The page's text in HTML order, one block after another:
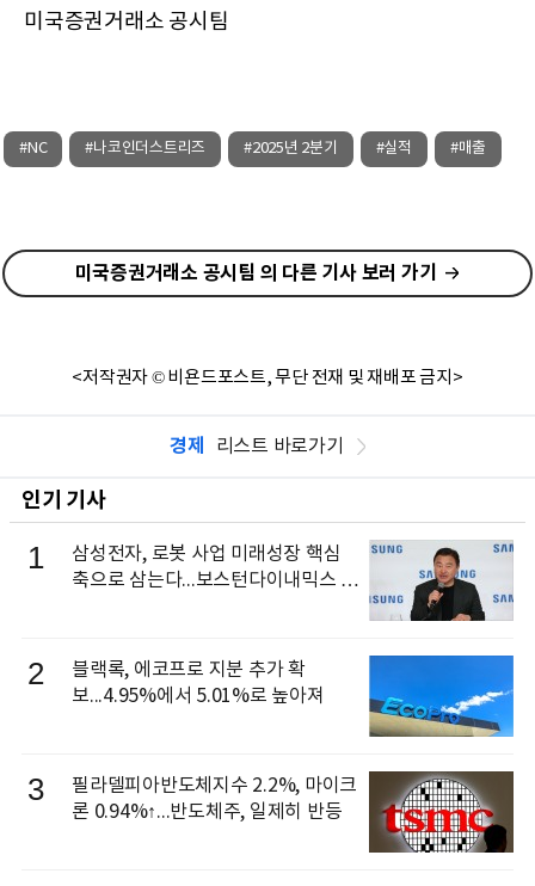
미국증권거래소 공시팀
#NC #나코인더스트리즈 #2025년 2분기 #실적 #매출
미국증권거래소 공시팀 의 다른 기사 보러 가기
<저작권자 © 비욘드포스트, 무단 전재 및 재배포 금지>
경제 리스트 바로가기
인기 기사
1
삼성전자, 로봇 사업 미래성장 핵심
축으로 삼는다...보스턴다이내믹스 출
2
블랙록, 에코프로 지분 추가 확
보...4.95%에서 5.01%로 높아져
3
필라델피아반도체지수 2.2%, 마이크
론 0.94%↑...반도체주, 일제히 반등